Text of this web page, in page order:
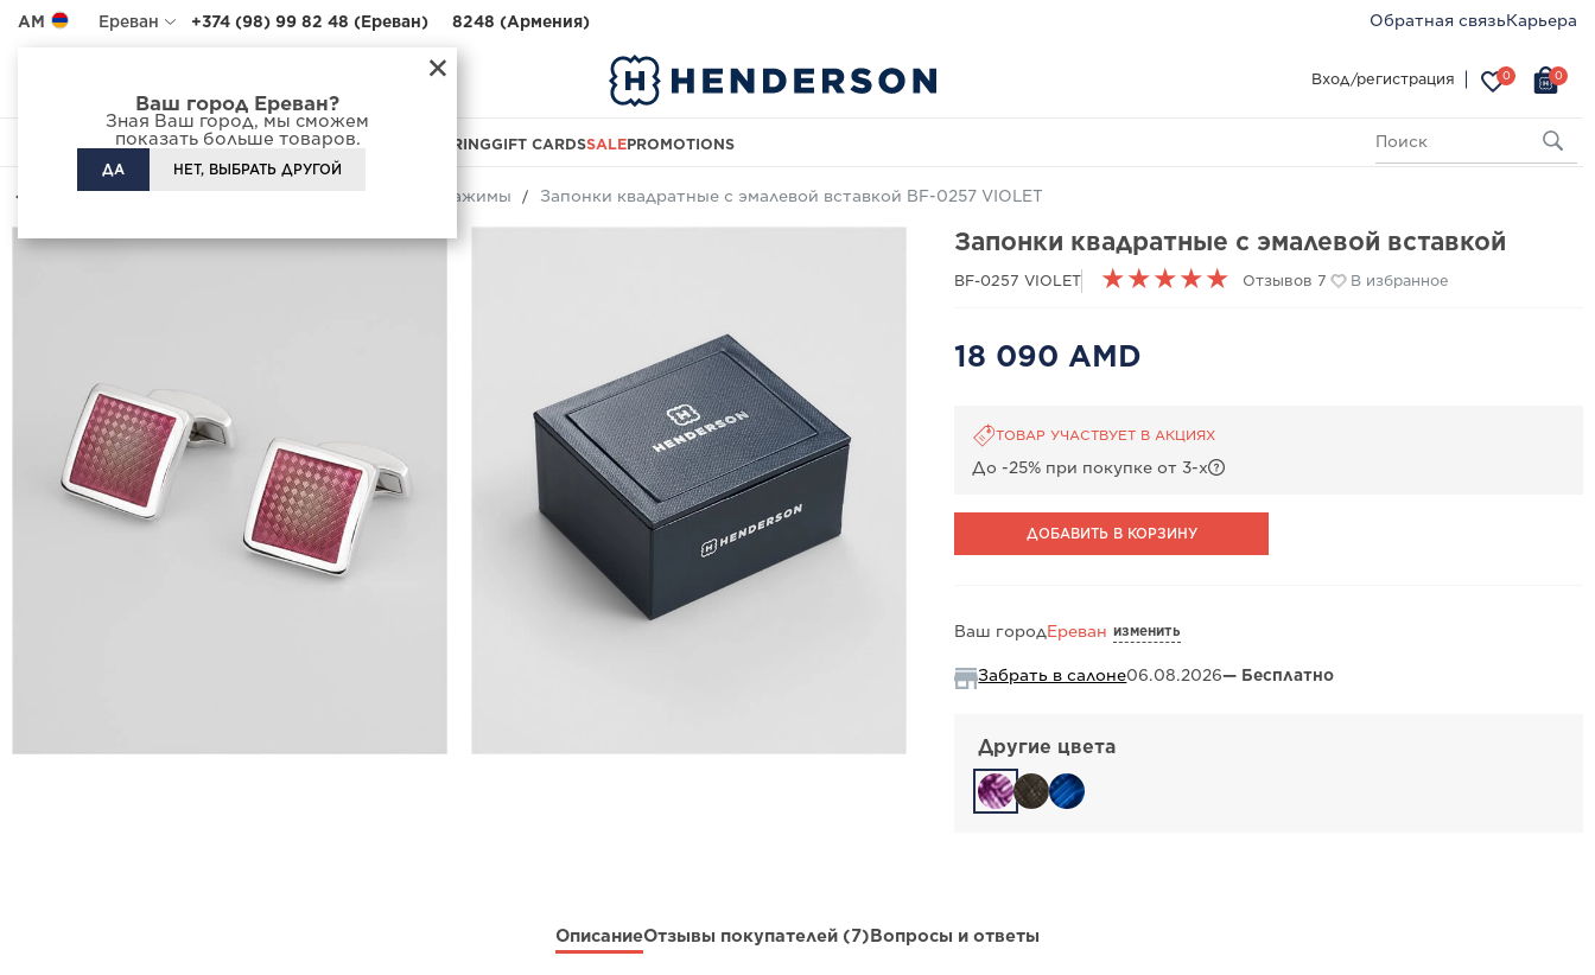
×
Ваш город Ереван?
Зная Ваш город, мы сможем
показать больше товаров.
ДА НЕТ, ВЫБРАТЬ ДРУГОЙ
AM Ереван +374 (98) 99 82 48 (Ереван) 8248 (Армения) Обратная связьКарьера
Вход/регистрация 0 0
FOOTWEAR BAGSACCESSORIESCUSTOM TAILORINGGIFT CARDSSALEPROMOTIONS
Назад Каталог Запонки и зажимы Запонки квадратные с эмалевой вставкой BF-0257 VIOLET
Запонки квадратные с эмалевой вставкой
BF-0257 VIOLET ★★★★★ Отзывов 7 В избранное
18 090 AMD
ТОВАР УЧАСТВУЕТ В АКЦИЯХ
До -25% при покупке от 3-х
ДОБАВИТЬ В КОРЗИНУ
Ваш городЕреван изменить
Забрать в салоне06.08.2026— Бесплатно
Другие цвета
ОписаниеОтзывы покупателей (7) Вопросы и ответы